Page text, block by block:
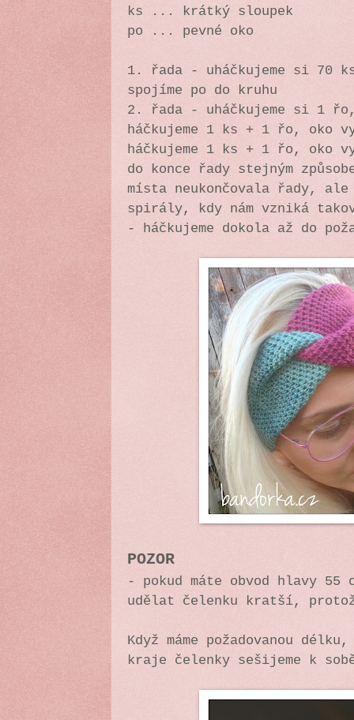
ks ... krátký sloupek
po ... pevné oko
1. řada - uháčkujeme si 70
spojíme po do kruhu
2. řada - uháčkujeme si 1
háčkujeme 1 ks + 1 řo, oko
háčkujeme 1 ks + 1 řo, oko
do konce řady stejným
místa neukončovala řady, ale
spirály, kdy nám vzniká
- háčkujeme dokola až do
POZOR
- pokud máte obvod hlavy
udělat čelenku kratší,
Když máme požadovanou
kraje čelenky sešijeme k